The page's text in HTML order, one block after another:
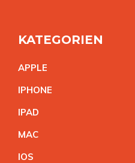
KATEGORIEN
APPLE
IPHONE
IPAD
MAC
IOS